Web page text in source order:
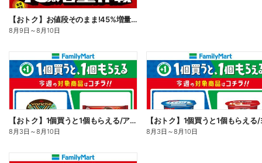
【おトク】お値段そのまま!45%増量作戦!
8月9日 ～8月10日
【おトク】1個買うと1個もらえる/アイス
8月3日 ～8月10日 8月3日 ～8月10日